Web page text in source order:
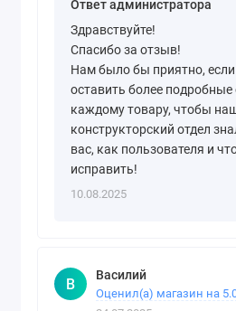
Ответ администратора
Здравствуйте!
Спасибо за отзыв!
Нам было бы приятно,
оставить более
каждому товару, чтобы
конструкторский отдел
вас, как пользователя и
исправить!
10.08.2025
В Василий
Оценил(а) магазин на